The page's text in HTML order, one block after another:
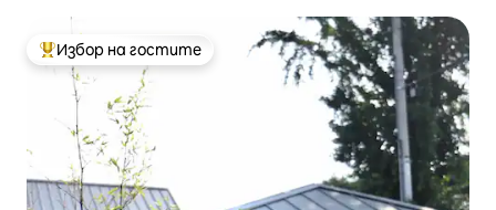
Най-популярен избор на гостите
Избор на гостите